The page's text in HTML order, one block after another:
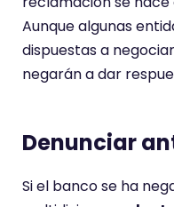
Aunque algunas
dispuestas a
negarán a dar
Denunciar
Si el banco se ha